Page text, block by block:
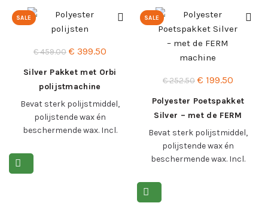
SALE
€459.00 Oorspronkelijke
was:
€ 399.50
Silver Pakket met Orbi
polijstmachine
Bevat sterk polijstmiddel,
polijstende wax én
beschermende wax. Incl.
SALE
€252.50 Oorspronkelijke
was:
€ 199.50
Polyester Poetspakket
Silver – met de FERM
machine
Bevat sterk polijstmiddel,
polijstende wax én
beschermende wax. Incl.